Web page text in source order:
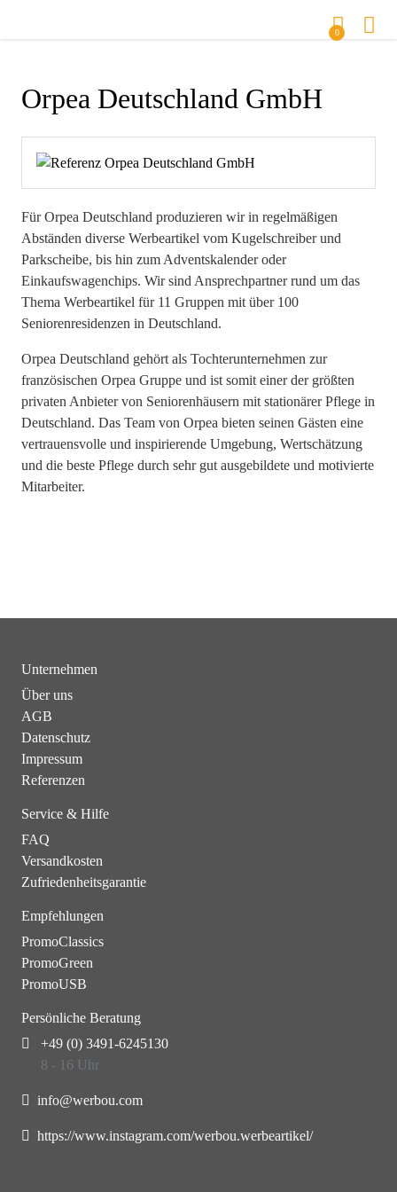
0
Orpea Deutschland GmbH
Für Orpea Deutschland produzieren wir in regelmäßigen
Abständen diverse Werbeartikel vom Kugelschreiber und
Parkscheibe, bis hin zum Adventskalender oder
Einkaufswagenchips. Wir sind Ansprechpartner rund um das
Thema Werbeartikel für 11 Gruppen mit über 100
Seniorenresidenzen in Deutschland.
Orpea Deutschland gehört als Tochterunternehmen zur
französischen Orpea Gruppe und ist somit einer der größten
privaten Anbieter von Seniorenhäusern mit stationärer Pflege in
Deutschland. Das Team von Orpea bieten seinen Gästen eine
vertrauensvolle und inspirierende Umgebung, Wertschätzung
und die beste Pflege durch sehr gut ausgebildete und motivierte
Mitarbeiter.
Unternehmen
Über uns
AGB
Datenschutz
Impressum
Referenzen
Service & Hilfe
FAQ
Versandkosten
Zufriedenheitsgarantie
Empfehlungen
PromoClassics
PromoGreen
PromoUSB
Persönliche Beratung
+49 (0) 3491-6245130
8 - 16 Uhr
info@werbou.com
https://www.instagram.com/werbou.werbeartikel/